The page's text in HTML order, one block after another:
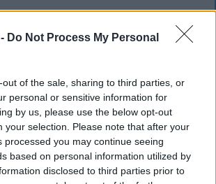
Do Not Process My Personal
out of the sale, sharing to third parties, or
personal or sensitive information for
by us, please use the below opt-out
your selection. Please note that after your
processed you may continue seeing
based on personal information utilized by
disclosed to third parties prior to